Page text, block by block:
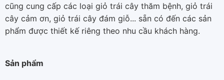
cũng cung cấp các loại giỏ trái cây thăm bệnh, giỏ trái
cây cảm ơn, giỏ trái cây đám giỗ... sẵn có đến các sản
phẩm được thiết kế riêng theo nhu cầu khách hàng.
Sản phẩm